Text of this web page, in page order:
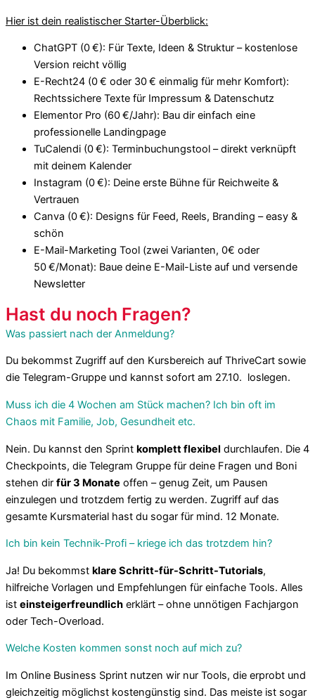
Hier ist dein realistischer Starter-Überblick:
ChatGPT (0 €): Für Texte, Ideen & Struktur – kostenlose
Version reicht völlig
E-Recht24 (0 € oder 30 € einmalig für mehr Komfort):
Rechtssichere Texte für Impressum & Datenschutz
Elementor Pro (60 €/Jahr): Bau dir einfach eine
professionelle Landingpage
TuCalendi (0 €): Terminbuchungstool – direkt verknüpft
mit deinem Kalender
Instagram (0 €): Deine erste Bühne für Reichweite &
Vertrauen
Canva (0 €): Designs für Feed, Reels, Branding – easy &
schön
E-Mail-Marketing Tool (zwei Varianten, 0€ oder
50 €/Monat): Baue deine E-Mail-Liste auf und versende
Newsletter
Hast du noch Fragen?
Was passiert nach der Anmeldung?
Du bekommst Zugriff auf den Kursbereich auf ThriveCart sowie
die Telegram-Gruppe und kannst sofort am 27.10. loslegen.
Muss ich die 4 Wochen am Stück machen? Ich bin oft im
Chaos mit Familie, Job, Gesundheit etc.
Nein. Du kannst den Sprint komplett flexibel durchlaufen. Die 4
Checkpoints, die Telegram Gruppe für deine Fragen und Boni
stehen dir für 3 Monate offen – genug Zeit, um Pausen
einzulegen und trotzdem fertig zu werden. Zugriff auf das
gesamte Kursmaterial hast du sogar für mind. 12 Monate.
Ich bin kein Technik-Profi – kriege ich das trotzdem hin?
Ja! Du bekommst klare Schritt-für-Schritt-Tutorials,
hilfreiche Vorlagen und Empfehlungen für einfache Tools. Alles
ist einsteigerfreundlich erklärt – ohne unnötigen Fachjargon
oder Tech-Overload.
Welche Kosten kommen sonst noch auf mich zu?
Im Online Business Sprint nutzen wir nur Tools, die erprobt und
gleichzeitig möglichst kostengünstig sind. Das meiste ist sogar